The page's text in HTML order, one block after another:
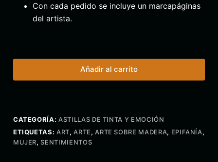
Con cada pedido se incluye un marcapáginas
del artista.
Añadir al carrito
CATEGORÍA:ASTILLAS DE TINTA Y EMOCIÓN
ETIQUETAS:ART,ARTE,ARTE SOBRE MADERA, EPIFANÍA,
MUJER,SENTIMIENTOS